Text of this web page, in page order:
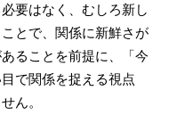
要はなく、むしろ新し
とで、関係に新鮮さが
ることを前提に、「今
で関係を捉える視点
ん。